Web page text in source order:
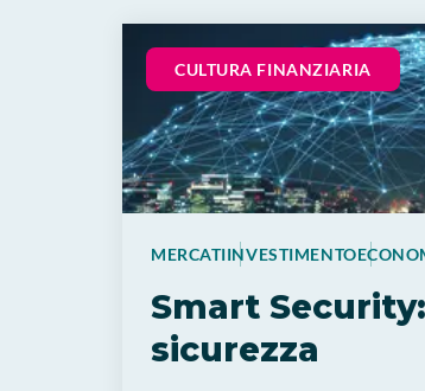
CULTURA FINANZIARIA
MERCATIINVESTIMENTO
Smart
sicurezza